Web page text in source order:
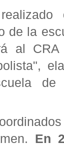
de la
al CRA
de
En